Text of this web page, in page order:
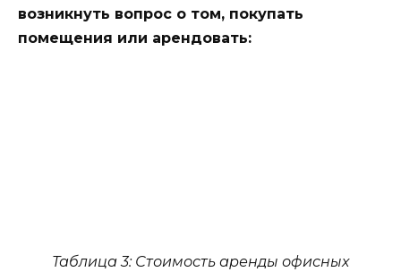
возникнуть вопрос о том, покупать
помещения или арендовать:
Таблица 3: Стоимость аренды офисных